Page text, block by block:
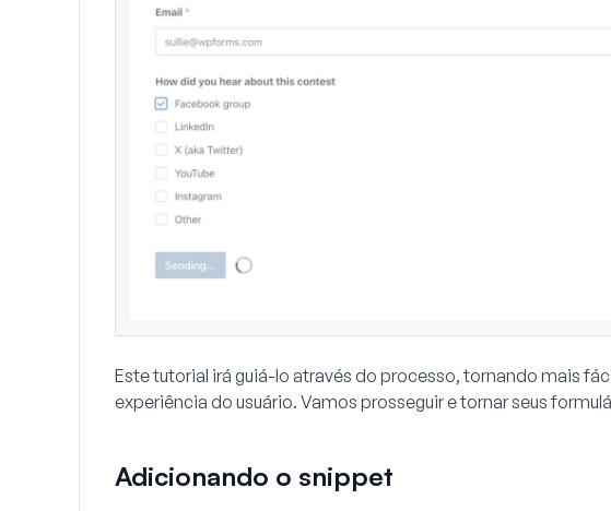
Este tutorial irá guiá-lo através do processo, tornando mais
experiência do usuário. Vamos prosseguir e tornar seus
Adicionando o snippet